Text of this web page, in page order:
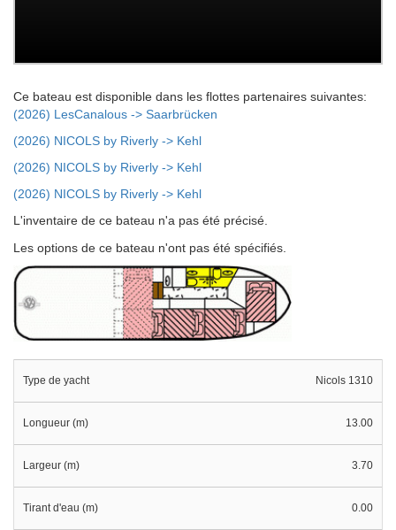
Ce bateau est disponible dans les flottes partenaires suivantes:
(2026) LesCanalous -> Saarbrücken
(2026) NICOLS by Riverly -> Kehl
(2026) NICOLS by Riverly -> Kehl
(2026) NICOLS by Riverly -> Kehl
L'inventaire de ce bateau n'a pas été précisé.
Les options de ce bateau n'ont pas été spécifiés.
Type de yacht Nicols 1310
Longueur (m) 13.00
Largeur (m) 3.70
Tirant d'eau (m) 0.00